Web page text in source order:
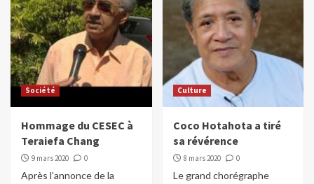
Société
Hommage du CESEC à
Teraiefa Chang
9 mars 2020 0
Après l’annonce de la
Culture
Coco Hotahota a tiré
sa révérence
8 mars 2020 0
Le grand chorégraphe